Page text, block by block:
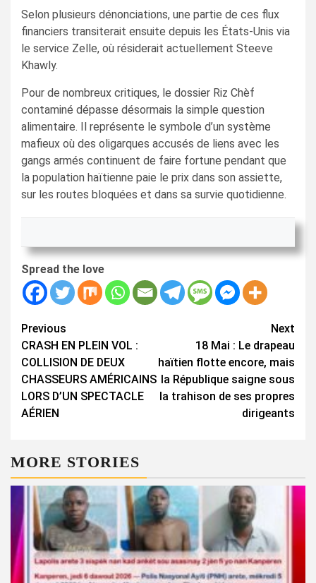
Selon plusieurs dénonciations, une partie de ces flux
financiers transiterait ensuite depuis les États-Unis via
le service Zelle, où résiderait actuellement Steeve
Khawly.
Pour de nombreux critiques, le dossier Riz Chèf
contaminé dépasse désormais la simple question
alimentaire. Il représente le symbole d’un système
mafieux où des oligarques accusés de liens avec les
gangs armés continuent de faire fortune pendant que
la population haïtienne paie le prix dans son assiette,
sur les routes bloquées et dans sa survie quotidienne.
Spread the love
Continue
Reading
Previous
CRASH EN PLEIN VOL :
COLLISION DE DEUX
CHASSEURS AMÉRICAINS
LORS D’UN SPECTACLE
AÉRIEN​
Next
18 Mai : Le drapeau
haïtien flotte encore, mais
la République saigne sous
la trahison de ses propres
dirigeants
MORE STORIES